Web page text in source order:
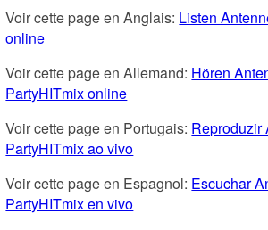
Voir cette page en Anglais: Listen
online
Voir cette page en Allemand: Hören
PartyHITmix online
Voir cette page en Portugais: Reproduzir
PartyHITmix ao vivo
Voir cette page en Espagnol: Escuchar
PartyHITmix en vivo